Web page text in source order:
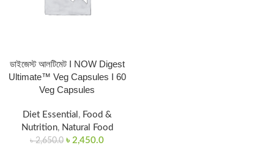
ডাইজেস্ট আলটিমেট I NOW Digest
Ultimate™ Veg Capsules I 60
Veg Capsules
Diet Essential , Food &
Nutrition, Natural Food
৳2,650.0 ৳ 2,450.0